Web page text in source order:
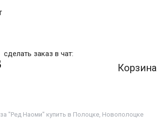
сделать заказ в чат:
Корзина
"Ред Наоми" купить в Полоцке, Новополоцке